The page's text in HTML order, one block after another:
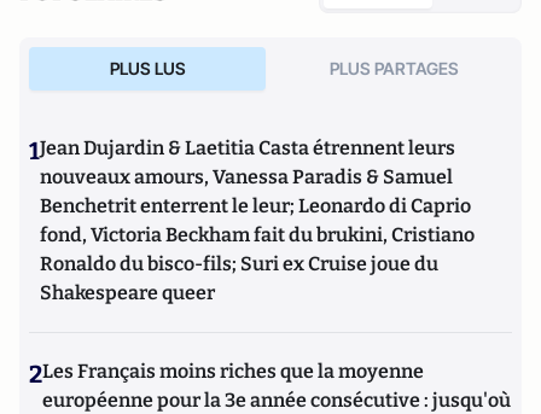
Projet: La stratégie de conquête et d'infiltration des frères
musulmans en France et dans le monde(Editions de
PLUS LUS PLUS PARTAGES
1Jean Dujardin & Laetitia Casta étrennent leurs
nouveaux amours, Vanessa Paradis & Samuel
Benchetrit enterrent le leur; Leonardo di Caprio
fond, Victoria Beckham fait du brukini, Cristiano
Ronaldo du bisco-fils; Suri ex Cruise joue du
Shakespeare queer
2Les Français moins riches que la moyenne
européenne pour la 3e année consécutive : jusqu'où